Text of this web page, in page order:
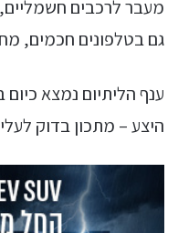
מעבר לרכבים
גם בטלפונים חכמים,
ענף הליתיום נמצא
היצע – מתכון בדוק